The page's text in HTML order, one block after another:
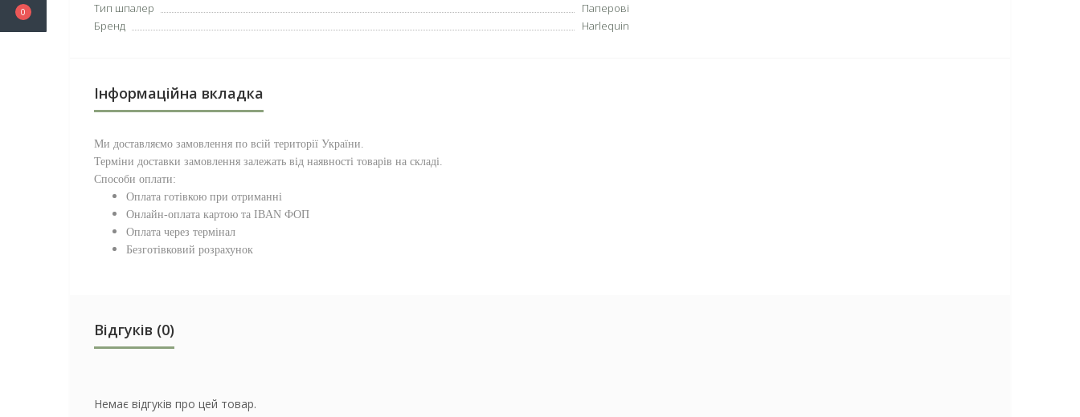
0
Тип шпалер
Паперові
Бренд
Harlequin
Інформаційна вкладка
Ми доставляємо замовлення по всій території України.
Терміни доставки замовлення залежать від наявності товарів на складі.
Способи оплати:
Оплата готівкою при отриманні
Онлайн-оплата картою та IBAN ФОП
Оплата через термінал
Безготівковий розрахунок
Відгуків (0)
Немає відгуків про цей товар.